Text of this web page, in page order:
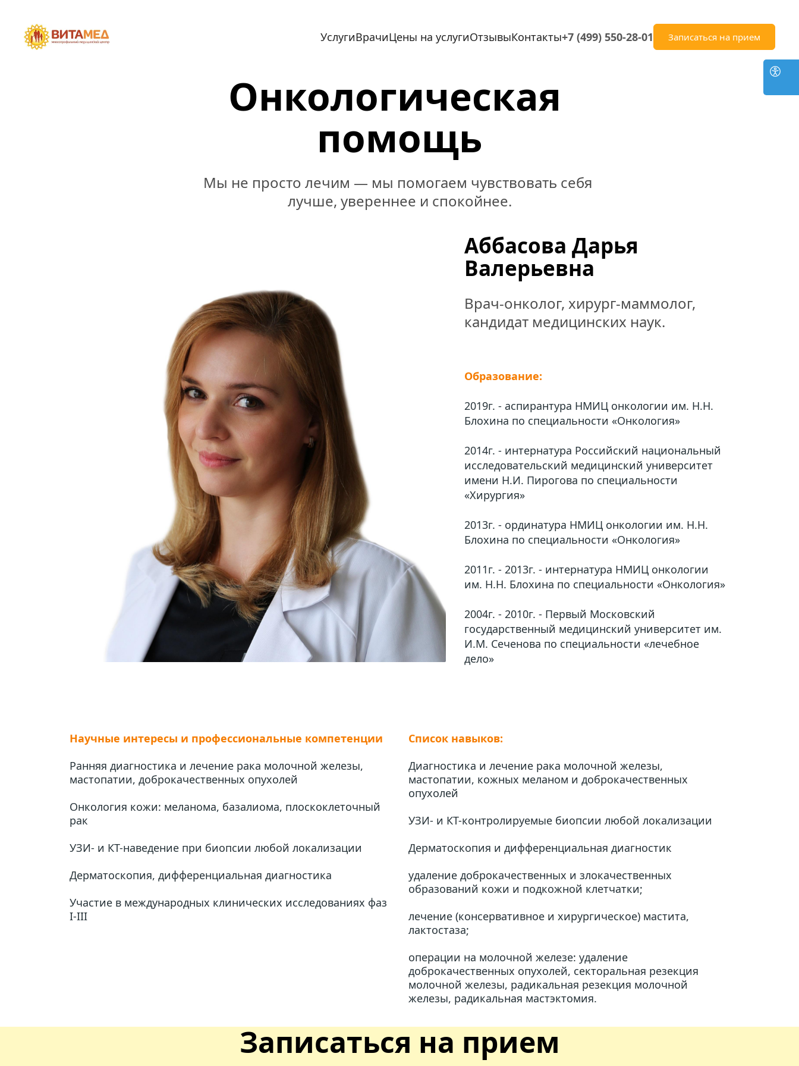
УслугиВрачиЦены на услугиОтзывыКонтакты+7 (499) 550-28-01 Записаться на прием
Онкологическая
помощь
Мы не просто лечим — мы помогаем чувствовать себя
лучше, увереннее и спокойнее.
Аббасова Дарья
Валерьевна
Врач-онколог, хирург-маммолог,
кандидат медицинских наук.
Образование:
2019г. - аспирантура НМИЦ онкологии им. Н.Н.
Блохина по специальности «Онкология»
2014г. - интернатура Российский национальный
исследовательский медицинский университет
имени Н.И. Пирогова по специальности
«Хирургия»
2013г. - ординатура НМИЦ онкологии им. Н.Н.
Блохина по специальности «Онкология»
2011г. - 2013г. - интернатура НМИЦ онкологии
им. Н.Н. Блохина по специальности «Онкология»
2004г. - 2010г. - Первый Московский
государственный медицинский университет им.
И.М. Сеченова по специальности «лечебное
дело»
Научные интересы и профессиональные компетенции
Ранняя диагностика и лечение рака молочной железы,
мастопатии, доброкачественных опухолей
Онкология кожи: меланома, базалиома, плоскоклеточный
рак
УЗИ- и КТ-наведение при биопсии любой локализации
Дерматоскопия, дифференциальная диагностика
Участие в международных клинических исследованиях фаз
I-III
Список навыков:
Диагностика и лечение рака молочной железы,
мастопатии, кожных меланом и доброкачественных
опухолей
УЗИ- и КТ-контролируемые биопсии любой локализации
Дерматоскопия и дифференциальная диагностик
удаление доброкачественных и злокачественных
образований кожи и подкожной клетчатки;
лечение (консервативное и хирургическое) мастита,
лактостаза;
операции на молочной железе: удаление
доброкачественных опухолей, секторальная резекция
молочной железы, радикальная резекция молочной
железы, радикальная мастэктомия.
Записаться на прием